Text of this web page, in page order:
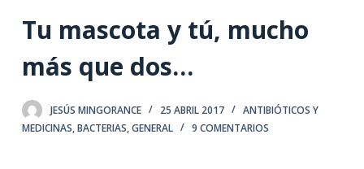
a
o
Tu mascota y tú, mucho
más que dos…
JESÚS MINGORANCE 25 ABRIL 2017
ANTIBIÓTICOS Y
MEDICINAS,BACTERIAS,GENERAL 9 COMENTARIOS